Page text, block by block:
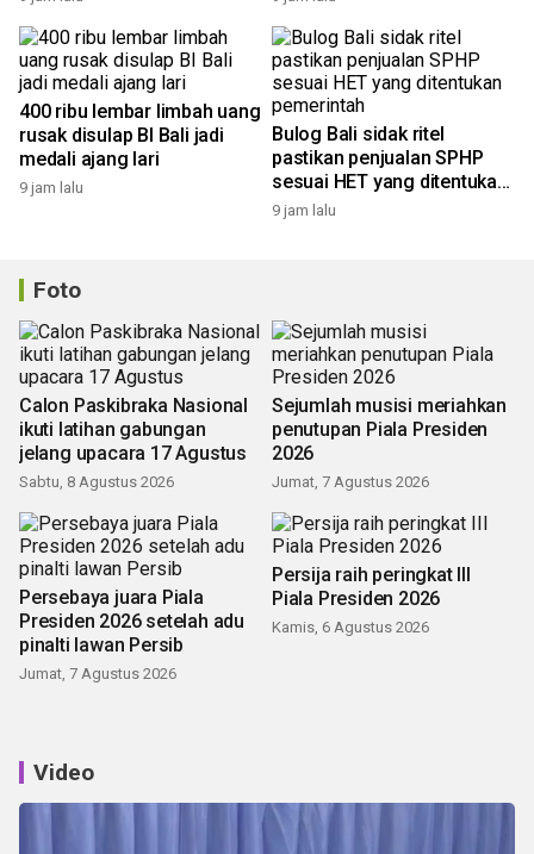
400 ribu lembar limbah uang
rusak disulap BI Bali jadi
medali ajang lari
9 jam lalu
Bulog Bali sidak ritel
pastikan penjualan SPHP
sesuai HET yang ditentukan
pemerintah
9 jam lalu
Foto
Calon Paskibraka Nasional
ikuti latihan gabungan
jelang upacara 17 Agustus
Sabtu, 8 Agustus 2026
Sejumlah musisi meriahkan
penutupan Piala Presiden
2026
Jumat, 7 Agustus 2026
Persebaya juara Piala
Presiden 2026 setelah adu
pinalti lawan Persib
Jumat, 7 Agustus 2026
Persija raih peringkat III
Piala Presiden 2026
Kamis, 6 Agustus 2026
Video